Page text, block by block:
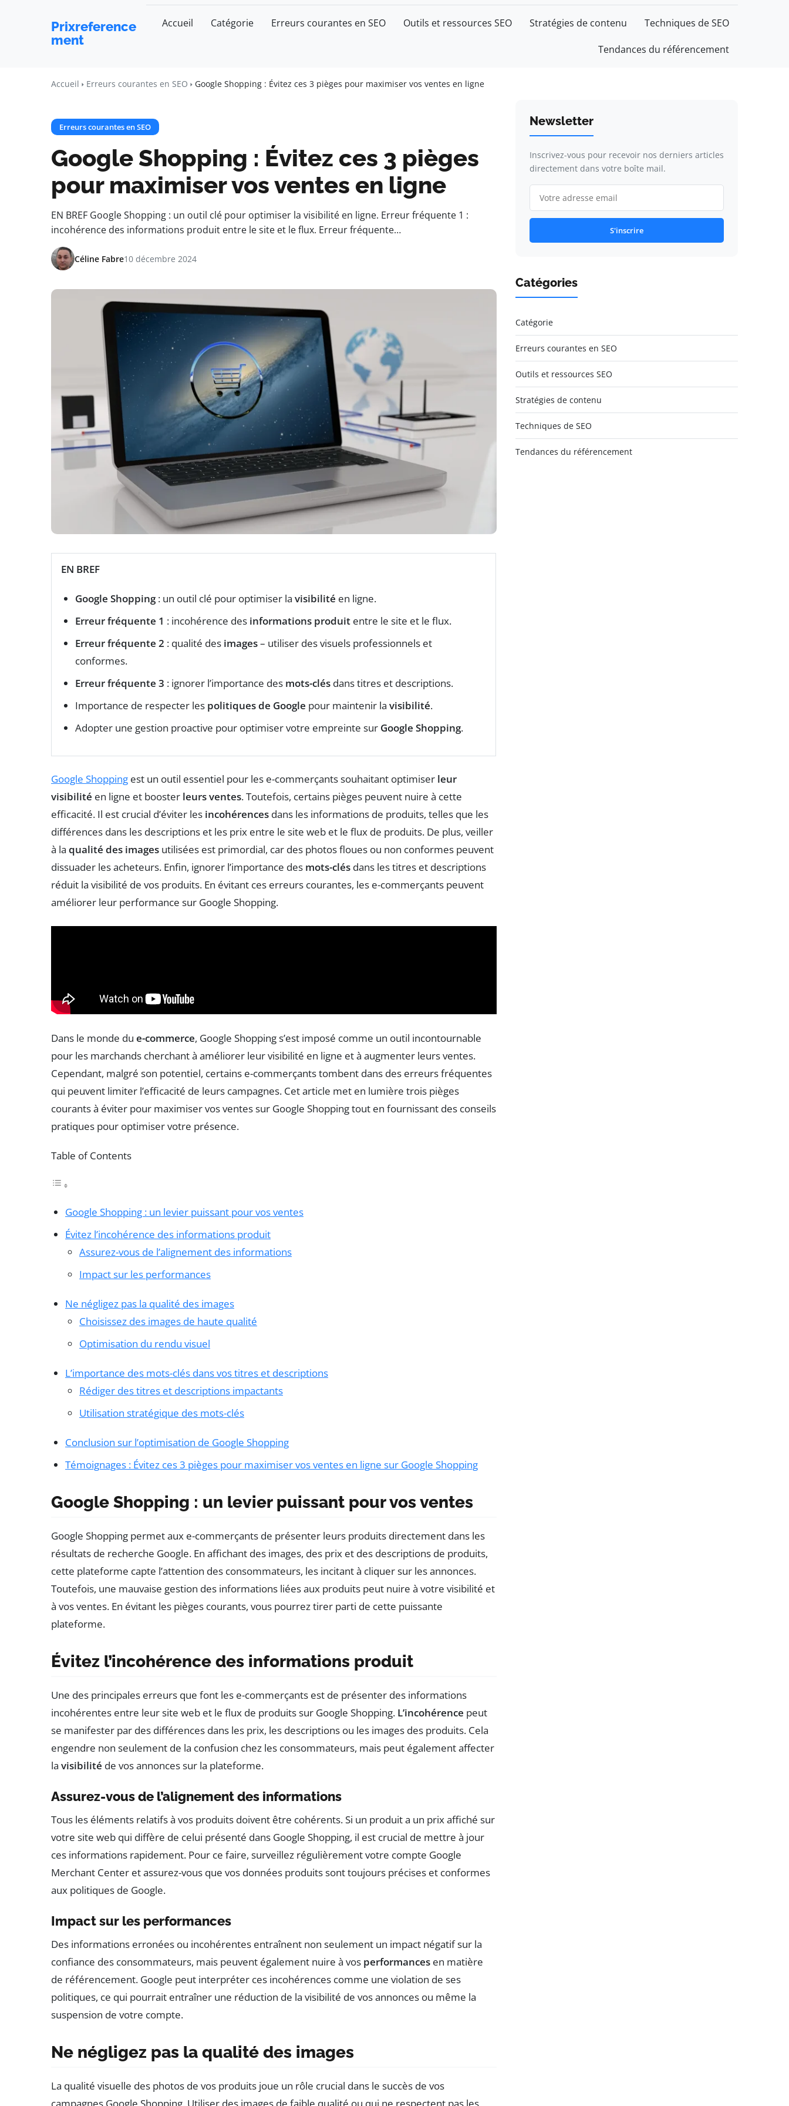
Prixreference
ment
Accueil Catégorie Erreurs courantes en SEO Outils et ressources SEO Stratégies de contenu Techniques de SEO
Tendances du référencement
Accueil Erreurs courantes en SEO Google Shopping : Évitez ces 3 pièges pour maximiser vos ventes en ligne
Erreurs courantes en SEO
Google Shopping : Évitez ces 3 pièges
pour maximiser vos ventes en ligne
EN BREF Google Shopping : un outil clé pour optimiser la visibilité en ligne. Erreur fréquente 1 :
incohérence des informations produit entre le site et le flux. Erreur fréquente…
Céline Fabre10 décembre 2024
EN BREF
Google Shopping: un outil clé pour optimiser la visibilité en ligne.
Erreur fréquente 1 : incohérence des informations produit entre le site et le flux.
Erreur fréquente 2 : qualité des images– utiliser des visuels professionnels et
conformes.
Erreur fréquente 3 : ignorer l’importance des mots-clés dans titres et descriptions.
Importance de respecter les politiques de Google pour maintenir la visibilité.
Adopter une gestion proactive pour optimiser votre empreinte sur Google Shopping.
Google Shopping est un outil essentiel pour les e-commerçants souhaitant optimiser leur
visibilité en ligne et booster leurs ventes. Toutefois, certains pièges peuvent nuire à cette
efficacité. Il est crucial d’éviter les incohérences dans les informations de produits, telles que les
différences dans les descriptions et les prix entre le site web et le flux de produits. De plus, veiller
à la qualité des images utilisées est primordial, car des photos floues ou non conformes peuvent
dissuader les acheteurs. Enfin, ignorer l’importance des mots-clés dans les titres et descriptions
réduit la visibilité de vos produits. En évitant ces erreurs courantes, les e-commerçants peuvent
améliorer leur performance sur Google Shopping.
Dans le monde du e-commerce, Google Shopping s’est imposé comme un outil incontournable
pour les marchands cherchant à améliorer leur visibilité en ligne et à augmenter leurs ventes.
Cependant, malgré son potentiel, certains e-commerçants tombent dans des erreurs fréquentes
qui peuvent limiter l’efficacité de leurs campagnes. Cet article met en lumière trois pièges
courants à éviter pour maximiser vos ventes sur Google Shopping tout en fournissant des conseils
pratiques pour optimiser votre présence.
Table of Contents
Google Shopping : un levier puissant pour vos ventes
Évitez l’incohérence des informations produit
Assurez-vous de l’alignement des informations
Impact sur les performances
Ne négligez pas la qualité des images
Choisissez des images de haute qualité
Optimisation du rendu visuel
L’importance des mots-clés dans vos titres et descriptions
Rédiger des titres et descriptions impactants
Utilisation stratégique des mots-clés
Conclusion sur l’optimisation de Google Shopping
Témoignages : Évitez ces 3 pièges pour maximiser vos ventes en ligne sur Google Shopping
Google Shopping : un levier puissant pour vos ventes
Google Shopping permet aux e-commerçants de présenter leurs produits directement dans les
résultats de recherche Google. En affichant des images, des prix et des descriptions de produits,
cette plateforme capte l’attention des consommateurs, les incitant à cliquer sur les annonces.
Toutefois, une mauvaise gestion des informations liées aux produits peut nuire à votre visibilité et
à vos ventes. En évitant les pièges courants, vous pourrez tirer parti de cette puissante
plateforme.
Évitez l’incohérence des informations produit
Une des principales erreurs que font les e-commerçants est de présenter des informations
incohérentes entre leur site web et le flux de produits sur Google Shopping. L’incohérence peut
se manifester par des différences dans les prix, les descriptions ou les images des produits. Cela
engendre non seulement de la confusion chez les consommateurs, mais peut également affecter
la visibilité de vos annonces sur la plateforme.
Assurez-vous de l’alignement des informations
Tous les éléments relatifs à vos produits doivent être cohérents. Si un produit a un prix affiché sur
votre site web qui diffère de celui présenté dans Google Shopping, il est crucial de mettre à jour
ces informations rapidement. Pour ce faire, surveillez régulièrement votre compte Google
Merchant Center et assurez-vous que vos données produits sont toujours précises et conformes
aux politiques de Google.
Impact sur les performances
Des informations erronées ou incohérentes entraînent non seulement un impact négatif sur la
confiance des consommateurs, mais peuvent également nuire à vos performances en matière
de référencement. Google peut interpréter ces incohérences comme une violation de ses
politiques, ce qui pourrait entraîner une réduction de la visibilité de vos annonces ou même la
suspension de votre compte.
Ne négligez pas la qualité des images
La qualité visuelle des photos de vos produits joue un rôle crucial dans le succès de vos
Newsletter
Inscrivez-vous pour recevoir nos derniers articles
directement dans votre boîte mail.
S'inscrire
Catégories
Catégorie
Erreurs courantes en SEO
Outils et ressources SEO
Stratégies de contenu
Techniques de SEO
Tendances du référencement